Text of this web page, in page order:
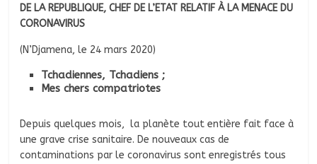
DE LA REPUBLIQUE, CHEF DE L’ETAT RELATIF À LA MENACE DU
CORONAVIRUS
(N’Djamena, le 24 mars 2020)
Tchadiennes, Tchadiens ;
Mes chers compatriotes
Depuis quelques mois, la planète tout entière fait face à
une grave crise sanitaire. De nouveaux cas de
contaminations par le coronavirus sont enregistrés tous